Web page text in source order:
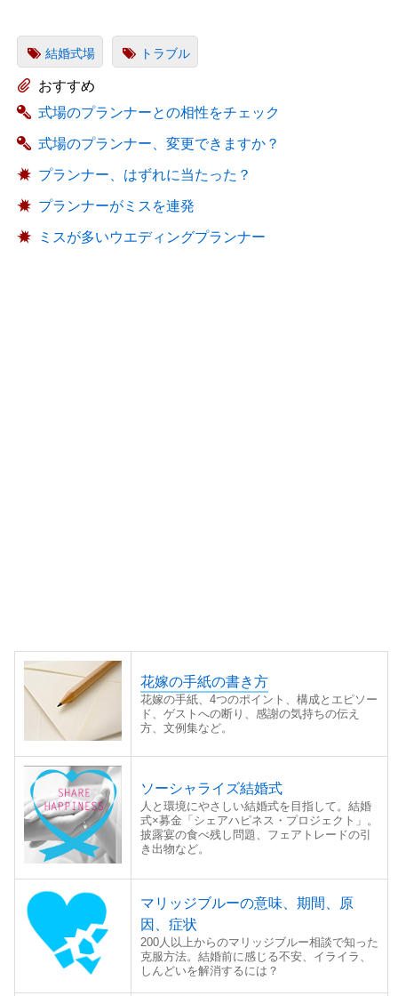
結婚式場 トラブル
おすすめ
式場のプランナーとの相性をチェック
式場のプランナー、変更できますか？
プランナー、はずれに当たった？
プランナーがミスを連発
ミスが多いウエディングプランナー
花嫁の手紙の書き方
花嫁の手紙、4つのポイント、構成とエピソー
ド、ゲストへの断り、感謝の気持ちの伝え
方、文例集など。
ソーシャライズ結婚式
人と環境にやさしい結婚式を目指して。結婚
式×募金「シェアハピネス・プロジェクト」。
披露宴の食べ残し問題、フェアトレードの引
き出物など。
マリッジブルーの意味、期間、原
因、症状
200人以上からのマリッジブルー相談で知った
克服方法。結婚前に感じる不安、イライラ、
しんどいを解消するには？